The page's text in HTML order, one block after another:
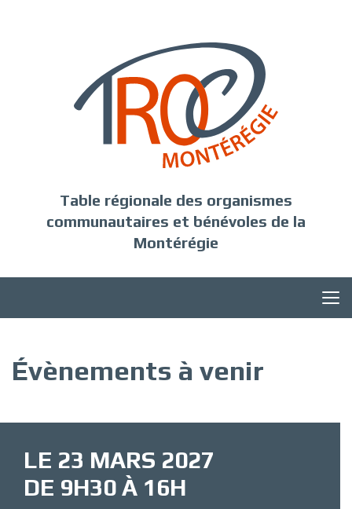
Table régionale des organismes
communautaires et bénévoles de la
Montérégie
Évènements à venir
LE 23 MARS 2027
DE 9H30 À 16H